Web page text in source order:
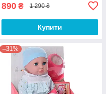
890 ₴ 1 290 ₴
Купити
–31%